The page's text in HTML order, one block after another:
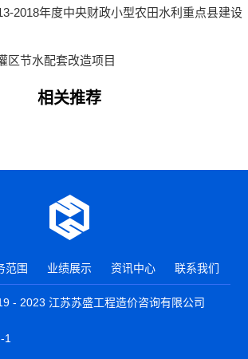
2018年度中央财政小型农田水利重点县建设
区节水配套改造项目
相关推荐
范围 业绩展示 资讯中心 联系我们
- 2023 江苏苏盛工程造价咨询有限公司
1